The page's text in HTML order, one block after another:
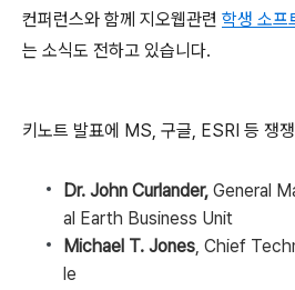
컨퍼런스와 함께 지오웹관련 학생 소프
는 소식도 전하고 있습니다.
키노트 발표에 MS, 구글, ESRI 등 쟁
Dr. John Curlander, General
al Earth Business Unit
Michael T. Jones, Chief
le